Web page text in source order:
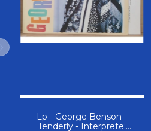
Lp - George Benson -
Tenderly - Interprete: